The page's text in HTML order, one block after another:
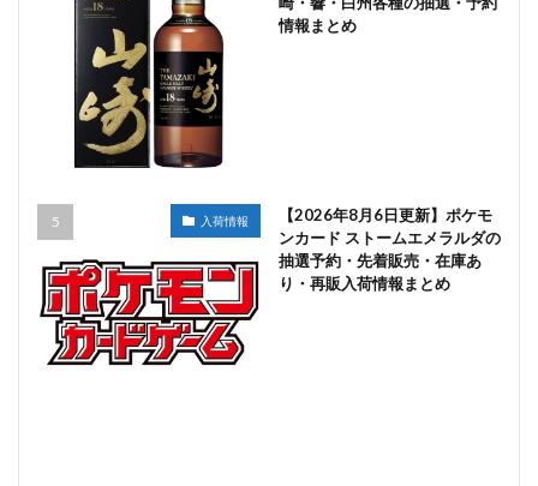
情報まとめ
入荷情報
【2026年8月6日更新】ポケモ
ンカード ストームエメラルダの
抽選予約・先着販売・在庫あ
り・再販入荷情報まとめ